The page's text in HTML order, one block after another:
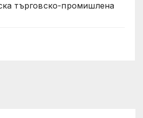
търговско-промишлена